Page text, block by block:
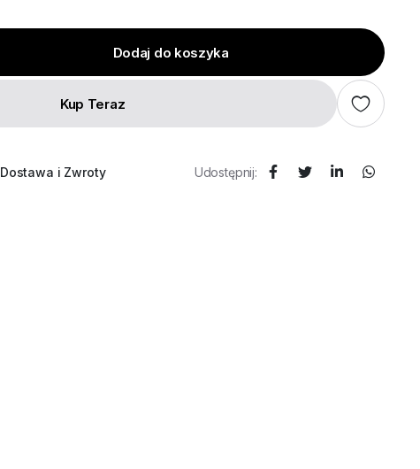
Dodaj do koszyka
Kup Teraz
Dostawa i Zwroty Udostępnij: